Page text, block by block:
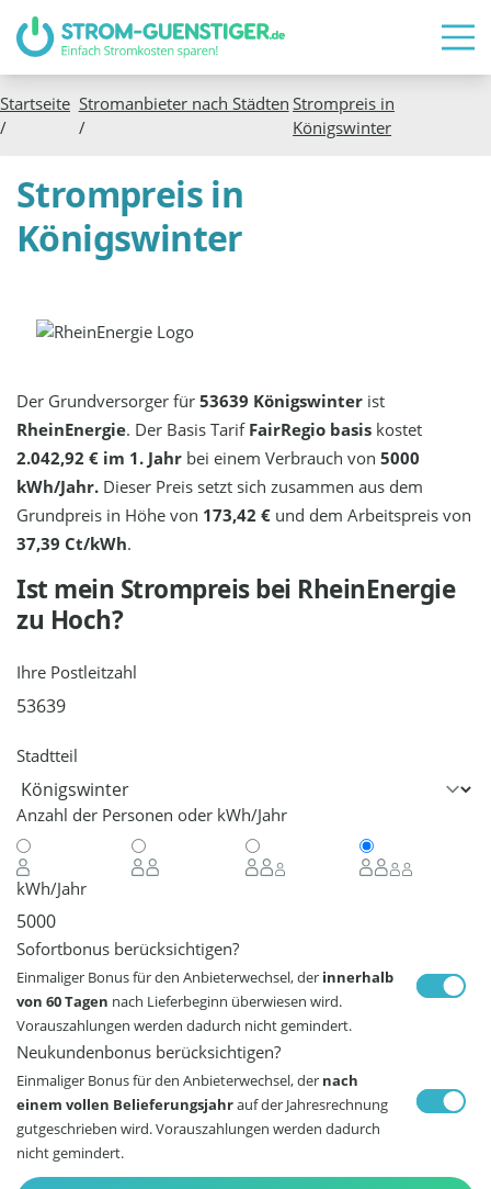
Startseite
/
Stromanbieter nach Städten
/
Strompreis in
Königswinter
Strompreis in
Königswinter
Der Grundversorger für53639 Königswinter ist
RheinEnergie. Der Basis Tarif FairRegio basis kostet
2.042,92 € im 1. Jahr bei einem Verbrauch von5000
kWh/Jahr. Dieser Preis setzt sich zusammen aus dem
Grundpreis in Höhe von 173,42 € und dem Arbeitspreis von
37,39 Ct/kWh.
Ist mein Strompreis bei RheinEnergie
zu Hoch?
Ihre Postleitzahl
Stadtteil
Anzahl der Personen oder kWh/Jahr
kWh/Jahr
Sofortbonus berücksichtigen?
Einmaliger Bonus für den Anbieterwechsel, der innerhalb
von 60 Tagen nach Lieferbeginn überwiesen wird.
Vorauszahlungen werden dadurch nicht gemindert.
Neukundenbonus berücksichtigen?
Einmaliger Bonus für den Anbieterwechsel, der nach
einem vollen Belieferungsjahrauf der Jahresrechnung
gutgeschrieben wird. Vorauszahlungen werden dadurch
nicht gemindert.